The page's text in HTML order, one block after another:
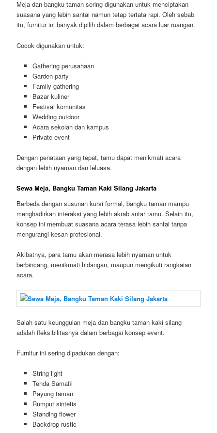
Meja dan bangku taman sering digunakan untuk menciptakan
suasana yang lebih santai namun tetap tertata rapi. Oleh sebab
itu, furnitur ini banyak dipilih dalam berbagai acara luar ruangan.
Cocok digunakan untuk:
Gathering perusahaan
Garden party
Family gathering
Bazar kuliner
Festival komunitas
Wedding outdoor
Acara sekolah dan kampus
Private event
Dengan penataan yang tepat, tamu dapat menikmati acara
dengan lebih nyaman dan leluasa.
Sewa Meja, Bangku Taman Kaki Silang Jakarta
Berbeda dengan susunan kursi formal, bangku taman mampu
menghadirkan interaksi yang lebih akrab antar tamu. Selain itu,
konsep ini membuat suasana acara terasa lebih santai tanpa
mengurangi kesan profesional.
Akibatnya, para tamu akan merasa lebih nyaman untuk
berbincang, menikmati hidangan, maupun mengikuti rangkaian
acara.
Salah satu keunggulan meja dan bangku taman kaki silang
adalah fleksibilitasnya dalam berbagai konsep event.
Furnitur ini sering dipadukan dengan:
String light
Tenda Sarnafil
Payung taman
Rumput sintetis
Standing flower
Backdrop rustic